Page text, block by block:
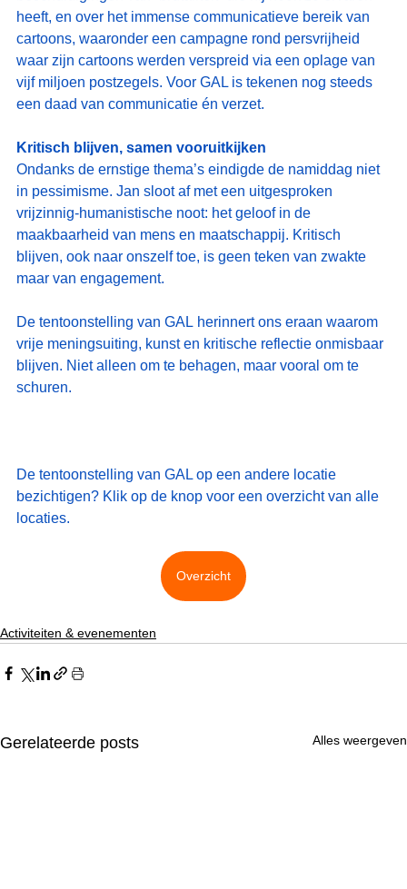
heeft, en over het immense communicatieve bereik van
cartoons, waaronder een campagne rond persvrijheid
waar zijn cartoons werden verspreid via een oplage van
vijf miljoen postzegels. Voor GAL is tekenen nog steeds
een daad van communicatie én verzet.
Kritisch blijven, samen vooruitkijken
Ondanks de ernstige thema’s eindigde de namiddag niet
in pessimisme. Jan sloot af met een uitgesproken
vrijzinnig-humanistische noot: het geloof in de
maakbaarheid van mens en maatschappij. Kritisch
blijven, ook naar onszelf toe, is geen teken van zwakte
maar van engagement.
De tentoonstelling van GAL herinnert ons eraan waarom
vrije meningsuiting, kunst en kritische reflectie onmisbaar
blijven. Niet alleen om te behagen, maar vooral om te
schuren.
De tentoonstelling van GAL op een andere locatie
bezichtigen? Klik op de knop voor een overzicht van alle
locaties.
Overzicht
Activiteiten & evenementen
Gerelateerde posts Alles weergeven